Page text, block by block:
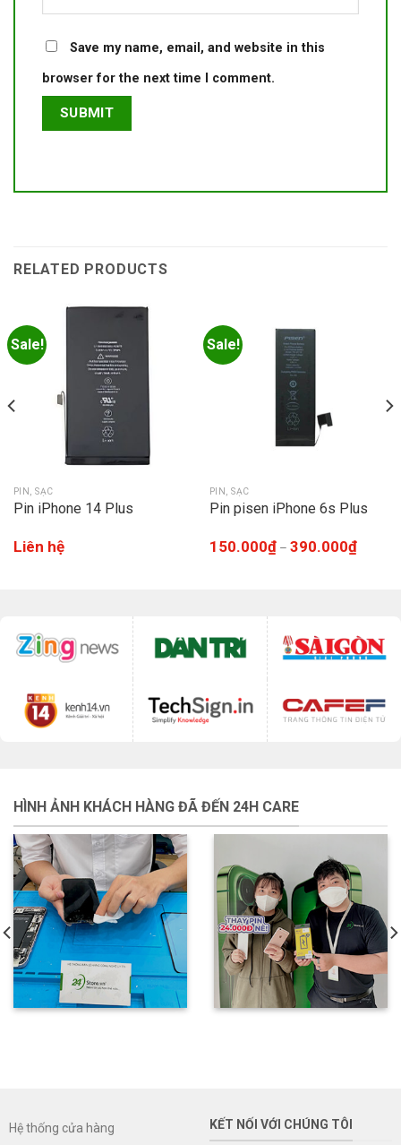
Save my name, email, and website in this
browser for the next time I comment.
RELATED PRODUCTS
Sale!
PIN, SẠC
Pin iPhone 14 Plus
Liên hệ
Sale!
PIN, SẠC
Pin pisen iPhone 6s Plus
150.000₫– 390.000₫
HÌNH ẢNH KHÁCH HÀNG ĐÃ ĐẾN 24H CARE
Hệ thống cửa hàng
KẾT NỐI VỚI CHÚNG TÔI